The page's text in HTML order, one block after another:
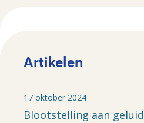
Artikelen
17 oktober 2024
Blootstelling aan geluid